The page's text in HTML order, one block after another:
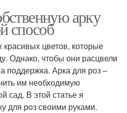
арку
способ
цветов, которые
Однако, чтобы они расцвели
поддержка. Арка для роз –
им необходимую
сад. В этой статье я
для роз своими руками.